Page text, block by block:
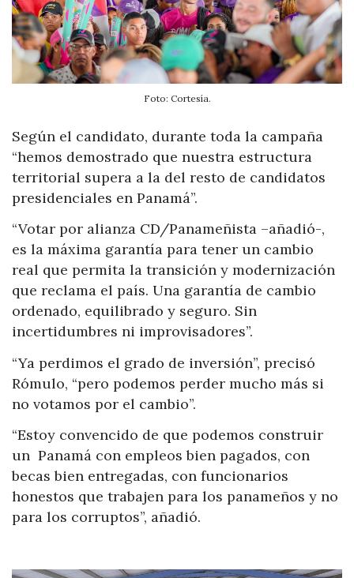
Foto: Cortesía.
Según el candidato, durante toda la campaña
“hemos demostrado que nuestra estructura
territorial supera a la del resto de candidatos
presidenciales en Panamá”.
“Votar por alianza CD/Panameñista –añadió-,
es la máxima garantía para tener un cambio
real que permita la transición y modernización
que reclama el país. Una garantía de cambio
ordenado, equilibrado y seguro. Sin
incertidumbres ni improvisadores”.
“Ya perdimos el grado de inversión”, precisó
Rómulo, “pero podemos perder mucho más si
no votamos por el cambio”.
“Estoy convencido de que podemos construir
un Panamá con empleos bien pagados, con
becas bien entregadas, con funcionarios
honestos que trabajen para los panameños y no
para los corruptos”, añadió.